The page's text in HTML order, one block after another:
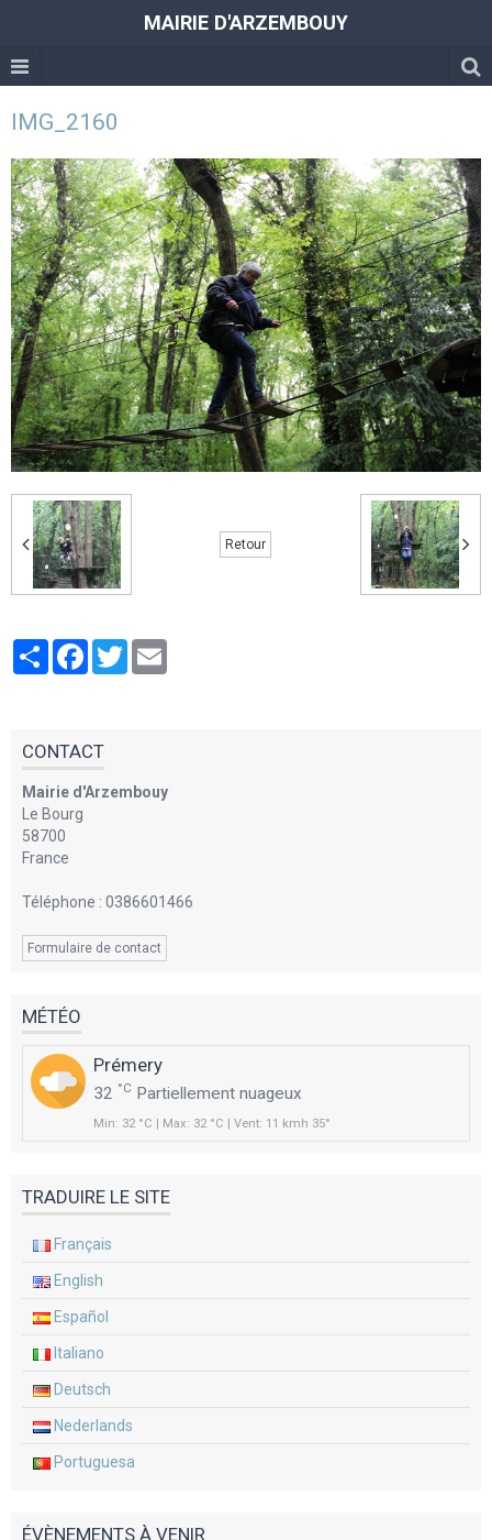
MAIRIE D'ARZEMBOUY
IMG_2160
Retour
PartagerFacebook
Twitter
CONTACT
Mairie d'Arzembouy
Le Bourg
58700
France
Téléphone : 0386601466
Formulaire de contact
MÉTÉO
Prémery
32 °C Partiellement nuageux
Min: 32 °C | Max: 32 °C | Vent: 11 kmh 35°
TRADUIRE LE SITE
Français
English
Español
Italiano
Deutsch
Nederlands
Portuguesa
ÉVÈNEMENTS À VENIR